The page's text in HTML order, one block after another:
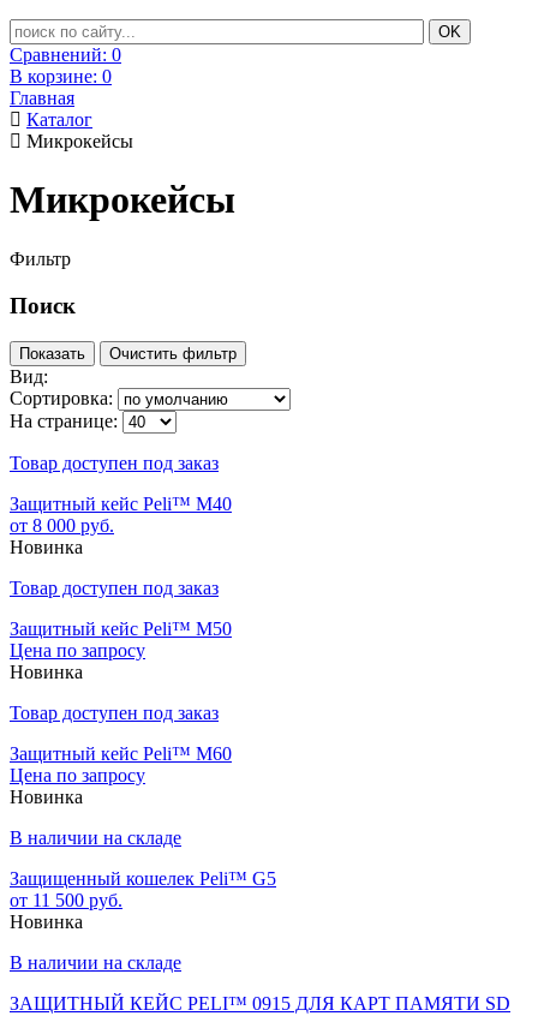
Сравнений: 0
В корзине: 0
Главная
Каталог
Микрокейсы
Микрокейсы
Фильтр
Поиск
Вид:
Сортировка:
На странице:
Товар доступен под заказ
Защитный кейс Peli™ M40
от 8 000 руб.
Новинка
Товар доступен под заказ
Защитный кейс Peli™ M50
Цена по запросу
Новинка
Товар доступен под заказ
Защитный кейс Peli™ M60
Цена по запросу
Новинка
В наличии на складе
Защищенный кошелек Peli™ G5
от 11 500 руб.
Новинка
В наличии на складе
ЗАЩИТНЫЙ КЕЙС PELI™ 0915 ДЛЯ КАРТ ПАМЯТИ SD